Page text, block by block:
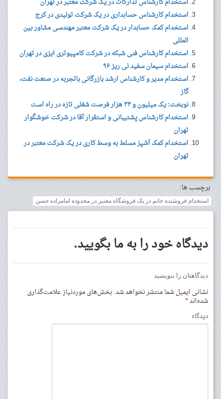
استخدام کارشناس حسابداری در یک شرکت تولیدی در کرج
استخدام کمک حسابدار در یک شرکت معتبر مهندسی مشاور بین
المللی
استخدام کارشناس فنی شبکه در شرکت کامپیوتری ایزی در تهران
استخدام سیمان سفید نی ریز ۹۶
استخدام مدیر و کارشناس ارشد بازرگانی باتجربه در صنعت نفت،
گاز
نوبخت: یک میلیون و ۳۳ هزار فرصت شغلی تازه در راه است
استخدام کارشناس پشتیبانی و استقرار آقا در شرکت خوشگوار
تهران
استخدام کمک آشپز مسلط به وسط کاری در یک شرکت معتبر در
تهران
برچسب ها:
استخدام فروشنده خانم در یک فروشگاه معتبر در محدوده امامزاده حسن
دیدگاه خود را به ما بگویید.
دیدگاهتان را بنویسید
نشانی ایمیل شما منتشر نخواهد شد.بخش‌های موردنیاز علامت‌گذاری
شده‌اند*
دیدگاه